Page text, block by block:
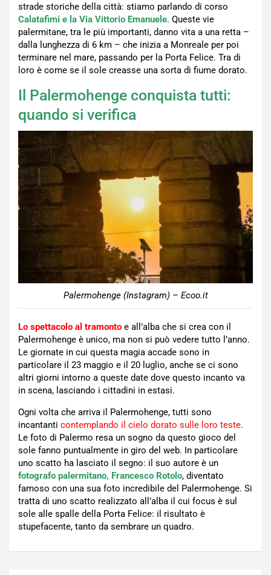
strade storiche della città: stiamo parlando di corso
Calatafimi e la Via Vittorio Emanuele. Queste vie
palermitane, tra le più importanti, danno vita a una retta –
dalla lunghezza di 6 km – che inizia a Monreale per poi
terminare nel mare, passando per la Porta Felice. Tra di
loro è come se il sole creasse una sorta di fiume dorato.
Il Palermohenge conquista tutti:
quando si verifica
Palermohenge (Instagram) – Ecoo.it
Lo spettacolo al tramonto e all’alba che si crea con il
Palermohenge è unico, ma non si può vedere tutto l’anno.
Le giornate in cui questa magia accade sono in
particolare il 23 maggio e il 20 luglio, anche se ci sono
altri giorni intorno a queste date dove questo incanto va
in scena, lasciando i cittadini in estasi.
Ogni volta che arriva il Palermohenge, tutti sono
incantanti contemplando il cielo dorato sulle loro teste.
Le foto di Palermo resa un sogno da questo gioco del
sole fanno puntualmente in giro del web. In particolare
uno scatto ha lasciato il segno: il suo autore è un
fotografo palermitano, Francesco Rotolo, diventato
famoso con una sua foto incredibile del Palermohenge. Si
tratta di uno scatto realizzato all’alba il cui focus è sul
sole alle spalle della Porta Felice: il risultato è
stupefacente, tanto da sembrare un quadro.